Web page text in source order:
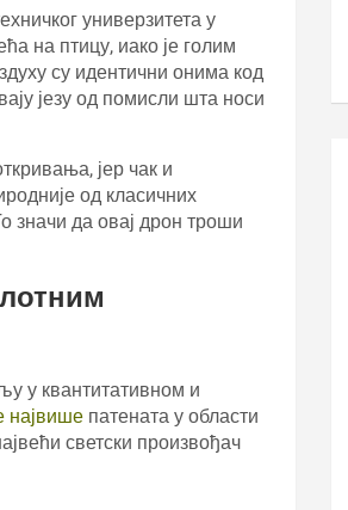
универзитета у
на птицу, иако је голим
су идентични онима код
језу од помисли шта носи
јер чак и
од класичних
да овај дрон троши
у квантитативном и
највише патената у области
светски произвођач